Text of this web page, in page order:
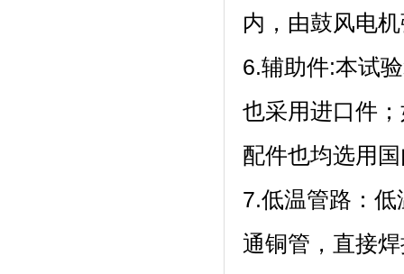
内，由鼓风电机
6.辅助件:本试验
也采用进口件
配件也均选用国
7.低温管路
通铜管，直